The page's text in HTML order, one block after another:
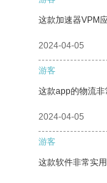
这款加速器VPM
2024-04-05
游客
这款app的物流非
2024-04-05
游客
这款软件非常实